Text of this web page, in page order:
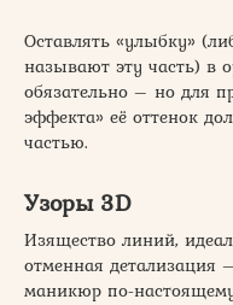
Оставлять «улыбку»
называют эту часть) в
обязательно – но для
эффекта» её оттенок
частью.
Узоры 3D
Изящество линий,
отменная детализация
маникюр по-